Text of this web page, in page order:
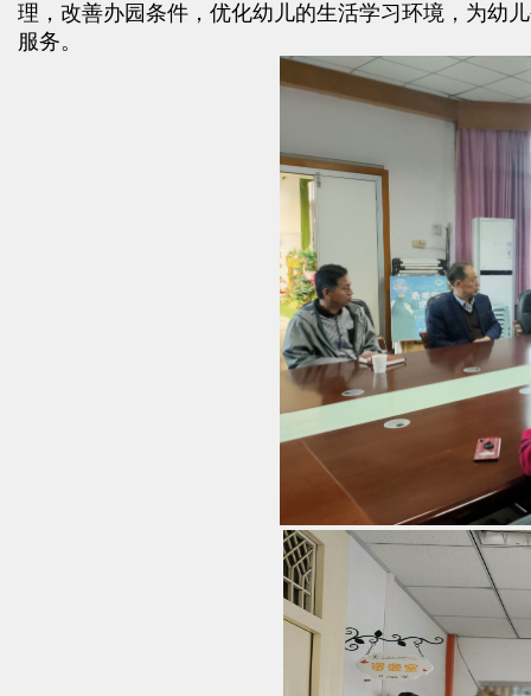
理，改善办园条件，优化幼儿的生活学习环境，为幼
服务。